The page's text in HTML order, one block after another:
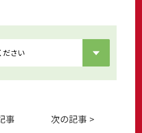
事 次の記事 >